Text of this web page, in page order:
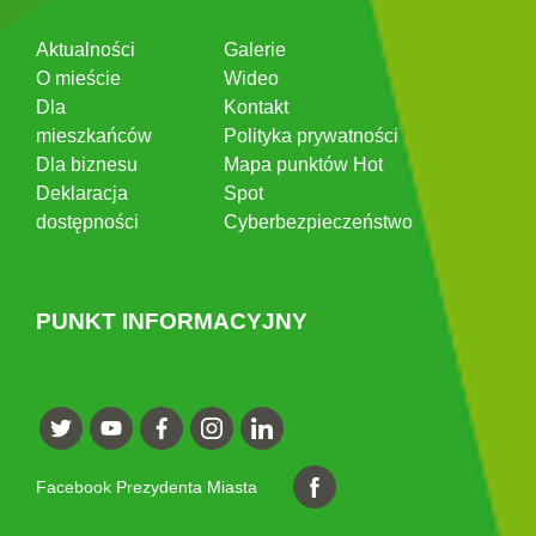
Aktualności
O mieście
Dla
mieszkańców
Dla biznesu
Deklaracja
dostępności
Galerie
Wideo
Kontakt
Polityka prywatności
Mapa punktów Hot
Spot
Cyberbezpieczeństwo
PUNKT INFORMACYJNY
Facebook Prezydenta Miasta